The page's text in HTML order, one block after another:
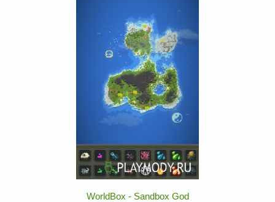
WorldBox - Sandbox God